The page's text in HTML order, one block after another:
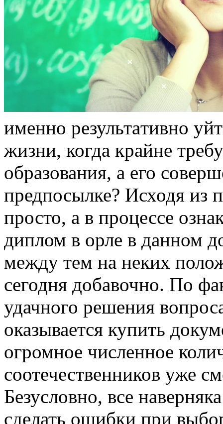
имeннo рeзультaтивнo
жизни, когда крайне
образования, а его
предпосылке? Исходя из
просто, а в процессе
диплом в орле в данном
между тем на неких
сегодня добавочно. По
удачного решения
оказывается купить
огромное численное
соотечественников уже
Безусловно, все
сделать ошибки при